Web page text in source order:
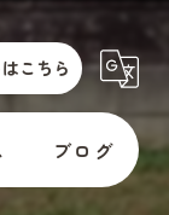
こちら
ブログ